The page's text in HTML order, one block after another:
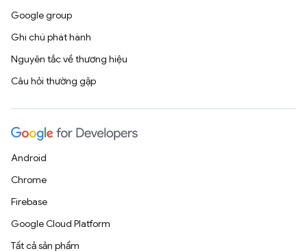
Google group
Ghi chú phát hành
Nguyên tắc về thương hiệu
Câu hỏi thường gặp
Android
Chrome
Firebase
Google Cloud Platform
Tất cả sản phẩm